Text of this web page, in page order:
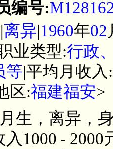
编号:
|离异|1960年02
业类型:行政
等|平均月收入:
区:福建福安>
生，离异，
入1000 -